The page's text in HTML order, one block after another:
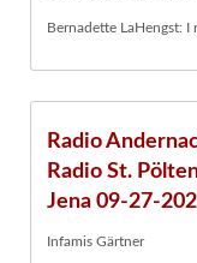
Bernadette LaHengst: I
Radio
Radio St.
Jena 09-27-
Infamis Gärtner